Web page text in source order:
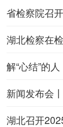
省检察院召
湖北检察在
解“心结”的
新闻发布会
湖北召开